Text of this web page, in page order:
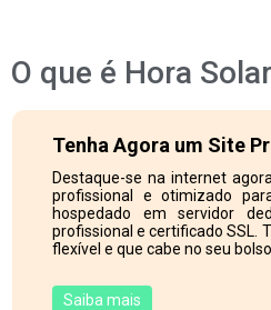
O que é Hora
Tenha Agora um Site
Destaque-se na internet
profissional e otimizado
hospedado em servidor
profissional e certificado SSL.
flexível e que cabe no seu bolso.
Saiba mais